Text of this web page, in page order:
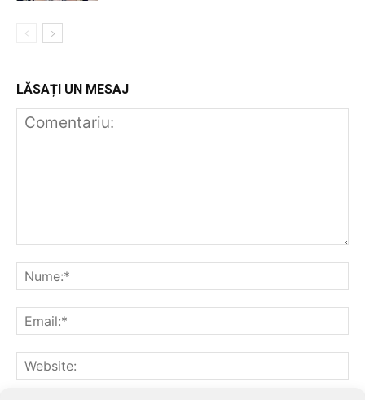
LĂSAȚI UN MESAJ